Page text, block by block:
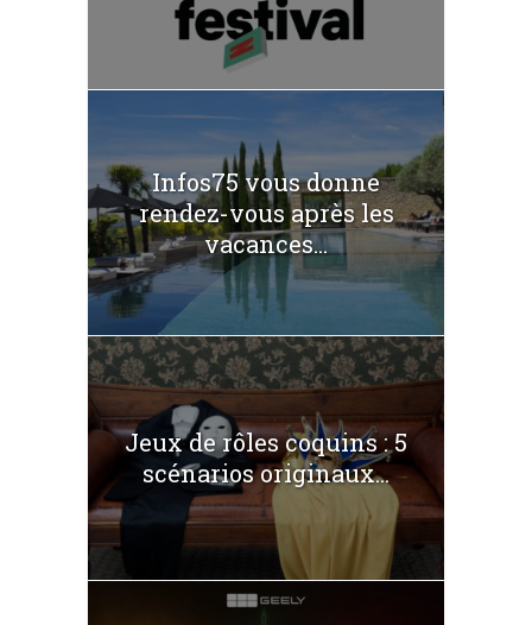
Infos75 vous donne
rendez-vous après les
vacances...
Jeux de rôles coquins : 5
scénarios originaux...